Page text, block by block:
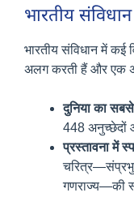
भारतीय
भारतीय संविधान में कई
अलग करती हैं और एक
दुनिया का
448 अनुच्छेदों
प्रस्तावना में
चरित्र—संप्रभु,
गणराज्य—की